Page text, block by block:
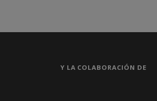
Y LA COLABORACIÓN DE